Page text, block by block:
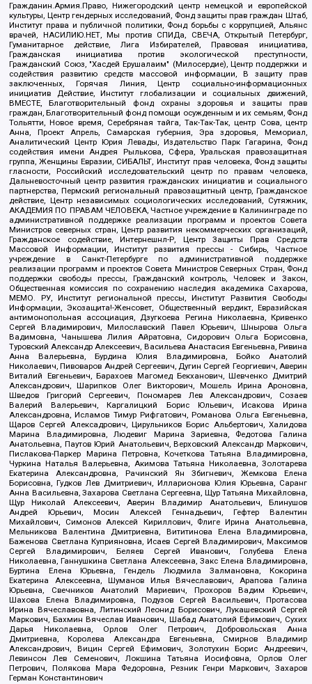
Гражданин.Армия.Право, Нижегородский центр немецкой и европейской
культуры, Центр гендерных исследований, Фонд защиты прав граждан Штаб,
Институт права и публичной политики, Фонд борьбы с коррупцией, Альянс
врачей, НАСИЛИЮ.НЕТ, Мы против СПИДа, СВЕЧА, Открытый Петербург,
Гуманитарное действие, Лига Избирателей, Правовая инициатива,
Гражданская инициатива против экологической преступности,
Гражданский Союз, "Хасдей Ерушалаим" (Милосердие), Центр поддержки и
содействия развитию средств массовой информации, В защиту прав
заключенных, Горячая Линия, Центр социально-информационных
инициатив Действие, Институт глобализации и социальных движений,
ВМЕСТЕ, Благотворительный фонд охраны здоровья и защиты прав
граждан, Благотворительный фонд помощи осужденным и их семьям, Фонд
Тольятти, Новое время, Серебряная тайга, Так-Так-Так, центр Сова, центр
Анна, Проект Апрель, Самарская губерния, Эра здоровья, Мемориал,
Аналитический Центр Юрия Левады, Издательство Парк Гагарина, Фонд
содействия имени Андрея Рылькова, Сфера, Уральская правозащитная
группа, Женщины Евразии, СИБАЛЬТ, Институт прав человека, Фонд защиты
гласности, Российский исследовательский центр по правам человека,
Дальневосточный центр развития гражданских инициатив и социального
партнерства, Пермский региональный правозащитный центр, Гражданское
действие, Центр независимых социологических исследований, Сутяжник,
АКАДЕМИЯ ПО ПРАВАМ ЧЕЛОВЕКА, Частное учреждение в Калининграде по
административной поддержке реализации программ и проектов Совета
Министров северных стран, Центр развития некоммерческих организаций,
Гражданское содействие, Интернешнл-Р, Центр Защиты Прав Средств
Массовой Информации, Институт развития прессы - Сибирь, Частное
учреждение в Санкт-Петербурге по административной поддержке
реализации программ и проектов Совета Министров Северных Стран, Фонд
поддержки свободы прессы, Гражданский контроль, Человек и Закон,
Общественная комиссия по сохранению наследия академика Сахарова,
МЕМО. РУ, Институт региональной прессы, Институт Развития Свободы
Информации, Экозащита!-Женсовет, Общественный вердикт, Евразийская
антимонопольная ассоциация, Дзугкоева Регина Николаевна, Кривенко
Сергей Владимирович, Милославский Павел Юрьевич, Шнырова Ольга
Вадимовна, Чанышева Лилия Айратовна, Сидорович Ольга Борисовна,
Туровский Александр Алексеевич, Васильева Анастасия Евгеньевна, Ривина
Анна Валерьевна, Бурдина Юлия Владимировна, Бойко Анатолий
Николаевич, Пивоваров Андрей Сергеевич, Дугин Сергей Георгиевич, Аверин
Виталий Евгеньевич, Барахоев Магомед Бекханович, Шевченко Дмитрий
Александрович, Шарипков Олег Викторович, Мошель Ирина Ароновна,
Шведов Григорий Сергеевич, Пономарев Лев Александрович, Созаев
Валерий Валерьевич, Каргалицкий Борис Юльевич, Исакова Ирина
Александровна, Исламов Тимур Рифгатович, Романова Ольга Евгеньевна,
Щаров Сергей Алексадрович, Цирульников Борис Альбертович, Халидова
Марина Владимировна, Людевиг Марина Зариевна, Федотова Галина
Анатольевна, Паутов Юрий Анатольевич, Верховский Александр Маркович,
Пислакова-Паркер Марина Петровна, Кочеткова Татьяна Владимировна,
Чуркина Наталья Валерьевна, Акимова Татьяна Николаевна, Золотарева
Екатерина Александровна, Рачинский Ян Збигневич, Жемкова Елена
Борисовна, Гудков Лев Дмитриевич, Илларионова Юлия Юрьевна, Саранг
Анна Васильевна, Захарова Светлана Сергеевна, Щур Татьяна Михайловна,
Щур Николай Алексеевич, Аверин Владимир Анатольевич, Блинушов
Андрей Юрьевич, Мосин Алексей Геннадьевич, Гефтер Валентин
Михайлович, Симонов Алексей Кириллович, Флиге Ирина Анатольевна,
Мельникова Валентина Дмитриевна, Вититинова Елена Владимировна,
Баженова Светлана Куприяновна, Исаев Сергей Владимирович, Максимов
Сергей Владимирович, Беляев Сергей Иванович, Голубева Елена
Николаевна, Ганнушкина Светлана Алексеевна, Закс Елена Владимировна,
Буртина Елена Юрьевна, Гендель Людмила Залмановна, Кокорина
Екатерина Алексеевна, Шуманов Илья Вячеславович, Арапова Галина
Юрьевна, Свечников Анатолий Мариевич, Прохоров Вадим Юрьевич,
Шахова Елена Владимировна, Подузов Сергей Васильевич, Протасова
Ирина Вячеславовна, Литинский Леонид Борисович, Лукашевский Сергей
Маркович, Бахмин Вячеслав Иванович, Шабад Анатолий Ефимович, Сухих
Дарья Николаевна, Орлов Олег Петрович, Добровольская Анна
Дмитриевна, Королева Александра Евгеньевна, Смирнов Владимир
Александрович, Вицин Сергей Ефимович, Золотухин Борис Андреевич,
Левинсон Лев Семенович, Локшина Татьяна Иосифовна, Орлов Олег
Петрович, Полякова Мара Федоровна, Резник Генри Маркович, Захаров
Герман Константинович